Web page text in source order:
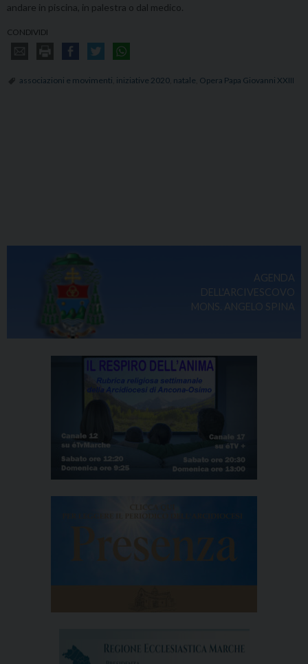
andare in piscina, in palestra o dal medico.
CONDIVIDI
associazioni e movimenti iniziative 2020 natale Opera Papa Giovanni XXIII
AGENDA
DELL'ARCIVESCOVO
MONS. ANGELO SPINA